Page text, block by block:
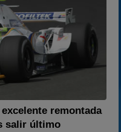
remontada
salir último